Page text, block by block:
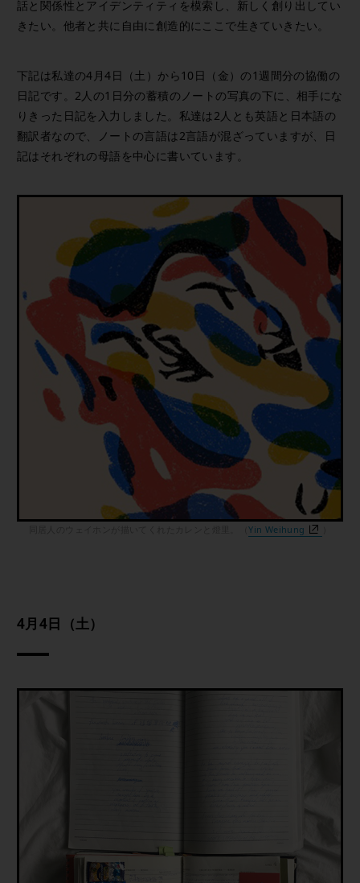
話と関係性とアイデンティティを模索し、新しく創り出してい
きたい。他者と共に自由に創造的にここで生きていきたい。
下記は私達の4月4日（土）から10日（金）の1週間分の協働の
日記です。2人の1日分の蓄積のノートの写真の下に、相手にな
りきった日記を入力しました。私達は2人とも英語と日本語の
翻訳者なので、ノートの言語は2言語が混ざっていますが、日
記はそれぞれの母語を中心に書いています。
同居人のウェイホンが描いてくれたカレンと燈里。（Yin Weihung
4月4日（土）